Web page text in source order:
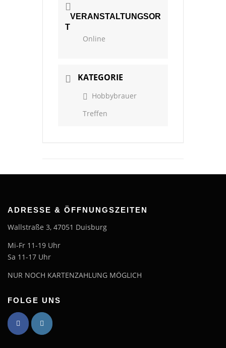
VERANSTALTUNGSOR
T
Online
KATEGORIE
Hobbybrauer
Treffen
ADRESSE & ÖFFNUNGSZEITEN
Wallstraße 3, 47051 Duisburg
Mi-Fr 11-19 Uhr
Sa 11-17 Uhr
NUR NOCH KARTENZAHLUNG MÖGLICH
FOLGE UNS